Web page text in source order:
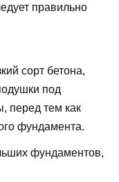
правильно
сорт бетона,
под
перед тем как
фундамента.
фундаментов,